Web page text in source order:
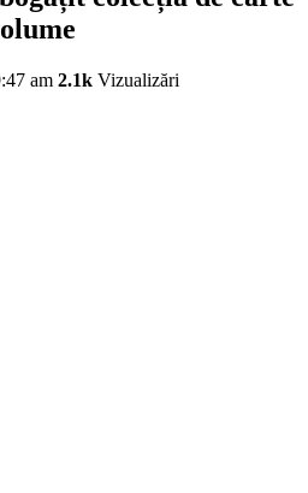
am 2.1k Vizualizări